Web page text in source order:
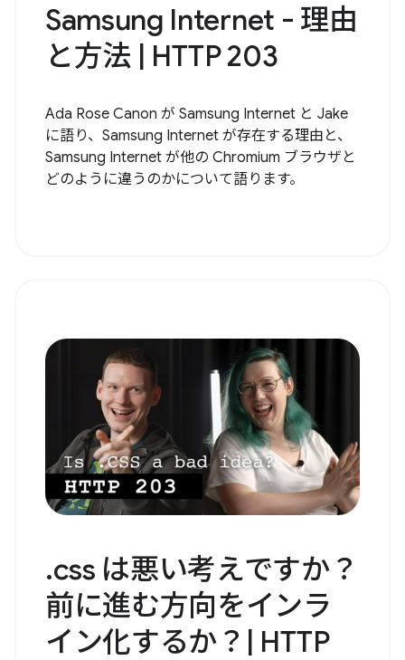
Samsung Internet - 理由
と方法 | HTTP 203
Ada Rose Canon が Samsung Internet と Jake
に語り、Samsung Internet が存在する理由と、
Samsung Internet が他の Chromium ブラウザと
どのように違うのかについて語ります。
.css は悪い考えですか？
前に進む方向をインラ
イン化するか？| HTTP